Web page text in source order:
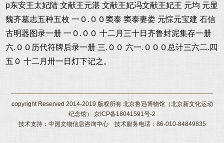
p东安王太妃陆 文献王元湛 文献王妃冯文献王妃王 元均 元显
魏齐墓志五种五枚 一０.００窦泰 窦泰妻娄 元悰元宝建 石信
古明器图录一册 一０.００ 十二月三十日齐鲁封泥集存一册
六.００历代符牌后录一册 三.００ 六一.０００总计三六二.四
五０ 十二月卅一日灯下记之。
copyright Reserved 2014-2019 版权所有 北京鲁迅博物馆（北京新文化运动
纪念馆） 京ICP备18041591号-2
技术支持：中国文物信息咨询中心 技术服务电话：86-010-84849835